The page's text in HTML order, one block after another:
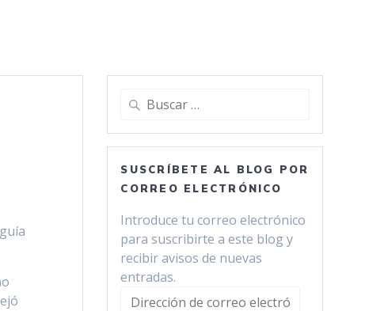
Buscar:
SUSCRÍBETE AL BLOG POR
CORREO ELECTRÓNICO
Introduce tu correo electrónico
para suscribirte a este blog y
recibir avisos de nuevas
entradas.
Dirección